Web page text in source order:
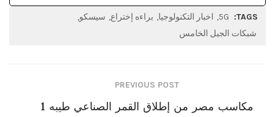
TAGS:
5G اخبار التكنولوجيا براءه إختراع سيسكو
شبكات الجيل الخامس
PREVIOUS POST
مكاسب مصر من إطلاق القمر الصناعي طيبه 1